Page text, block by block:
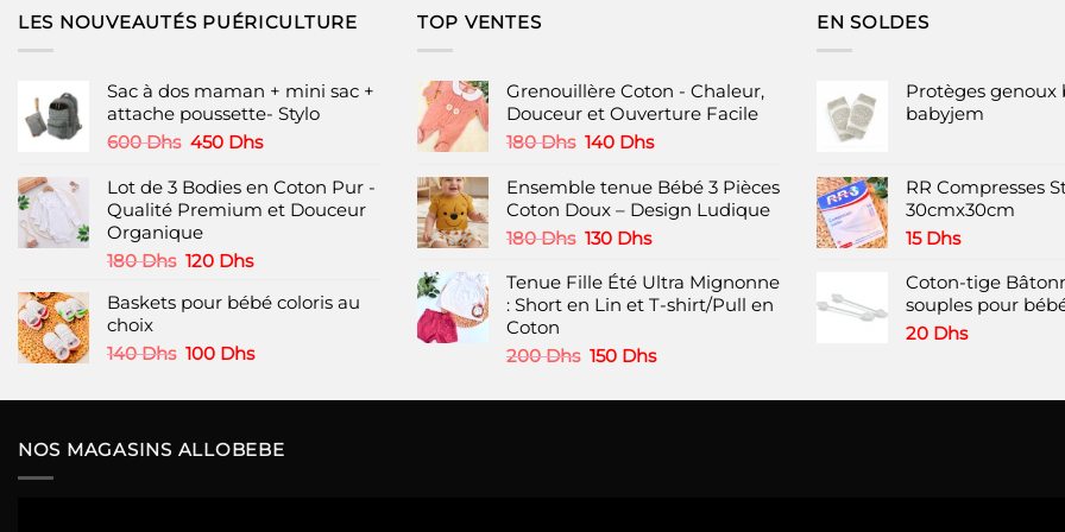
produit
LES NOUVEAUTÉS PUÉRICULTURE
Sac à dos maman + mini sac +
attache poussette- Stylo
600Dhs Le
initial
était :
600 Dhs.
450 DhsLe
actuel
est :
Lot de 3 Bodies en Coton Pur -
Qualité Premium et Douceur
Organique
180Dhs Le
initial
180 Dhs.
120 DhsLe
actuel
120 Dhs.
Baskets pour bébé coloris au
choix
140Dhs Le
initial
140 Dhs.
100 DhsLe
actuel
100 Dhs.
TOP VENTES
Grenouillère Coton - Chaleur,
Douceur et Ouverture Facile
180Dhs Le
initial
était :
180 Dhs.
140 DhsLe
actuel
est :
Ensemble tenue Bébé 3 Pièces
Coton Doux – Design Ludique
180Dhs Le
initial
était :
130 DhsLe
actuel
est :
Tenue Fille Été Ultra Mignonne
: Short en Lin et T-shirt/Pull en
Coton
200Dhs Le
initial
150 DhsLe
actuel
EN SOLDES
Protèges genoux
babyjem
RR Compresses
30cmx30cm
15 Dhs
Coton-tige
souples pour
20 Dhs
NOS MAGASINS ALLOBEBE